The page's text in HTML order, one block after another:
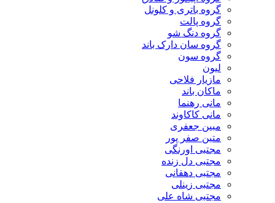
گروه باتری و کلونل
گروه پالت
گروه دنگ شو
گروه سان دارک باند
گروه سون
لیون
مازیار فلاحی
ماکان باند
مانی رهنما
مانی کاکاوند
مبین جعفری
متین صفر پور
مجتبی اورنگی
مجتبی دل زنده
مجتبی دهقانی
مجتبی زینلی
مجتبی شاه علی